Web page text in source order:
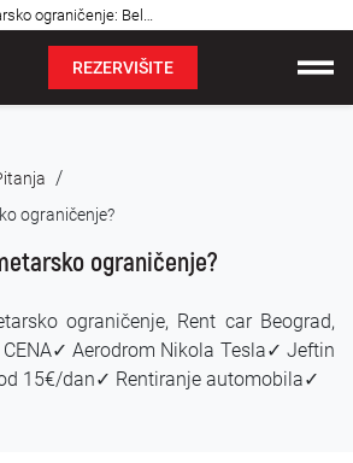
Da li postoji kilometarsko ograničenje: Bel✓
pitanja
REZERVIŠITE
/
ograničenje?
ograničenje?
ograničenje, Rent car Beograd,
Aerodrom Nikola Tesla✓ Jeftin
15€/dan✓ Rentiranje automobila✓